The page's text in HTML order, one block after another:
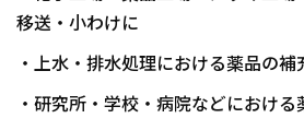
移送・小わけに
・上水・排水処理における薬品の
・研究所・学校・病院などにおけ